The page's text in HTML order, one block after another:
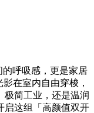
的呼吸感，更是家居
在室内自由穿梭，
极简工业，还是温润
启这组「高颜值双开